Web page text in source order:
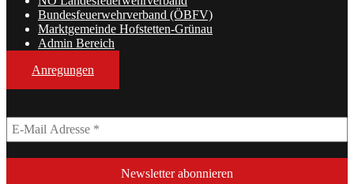
Bundesfeuerwehrverband (ÖBFV)
Marktgemeinde Hofstetten-Grünau
Admin Bereich
Anregungen